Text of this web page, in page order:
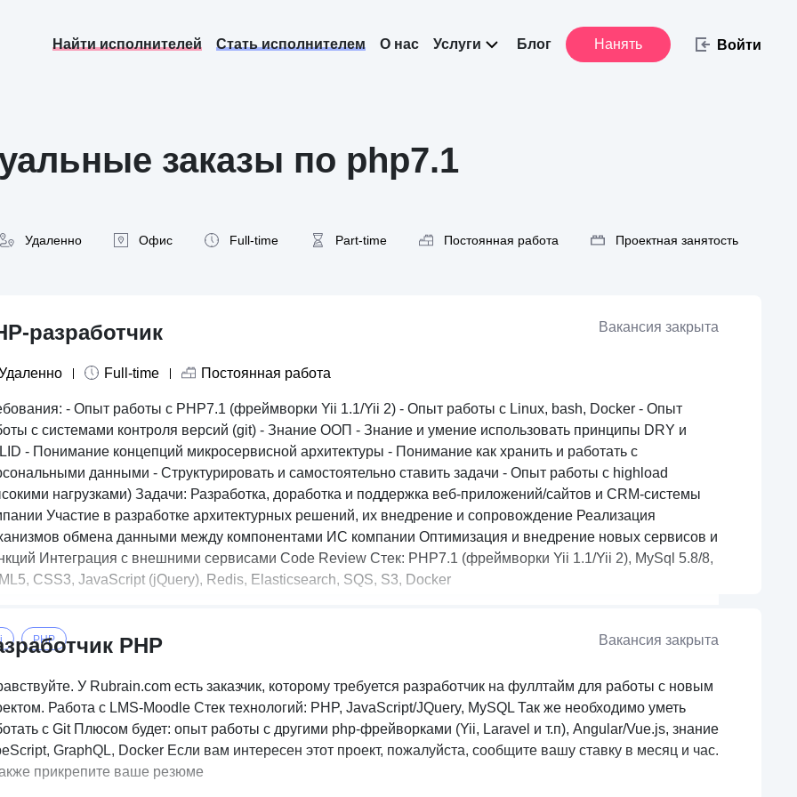
Найти исполнителей Стать исполнителем О нас Услуги Блог Нанять Войти
заказы по php7.1
Удаленно Офис Full-time Part-time Постоянная работа Проектная занятость
разработчик Вакансия закрыта
Full-time Постоянная работа
- Опыт работы с PHP7.1 (фреймворки Yii 1.1/Yii 2) - Опыт работы с Linux, bash, Docker - Опыт
с системами контроля версий (git) - Знание ООП - Знание и умение использовать принципы DRY и
- Понимание концепций микросервисной архитектуры - Понимание как хранить и работать с
данными - Структурировать и самостоятельно ставить задачи - Опыт работы с highload
нагрузками) Задачи: Разработка, доработка и поддержка веб-приложений/сайтов и CRM-системы
Участие в разработке архитектурных решений, их внедрение и сопровождение Реализация
обмена данными между компонентами ИС компании Оптимизация и внедрение новых сервисов и
Интеграция с внешними сервисами Code Review Стек: PHP7.1 (фреймворки Yii 1.1/Yii 2), MySql 5.8/8,
CSS3, JavaScript (jQuery), Redis, Elasticsearch, SQS, S3, Docker
PHP PHP Вакансия закрыта
У Rubrain.com есть заказчик, которому требуется разработчик на фуллтайм для работы с новым
Работа с LMS-Moodle Стек технологий: PHP, JavaScript/JQuery, MySQL Так же необходимо уметь
с Git Плюсом будет: опыт работы с другими php-фрейворками (Yii, Laravel и т.п), Angular/Vue.js, знание
GraphQL, Docker Если вам интересен этот проект, пожалуйста, сообщите вашу ставку в месяц и час.
прикрепите ваше резюме